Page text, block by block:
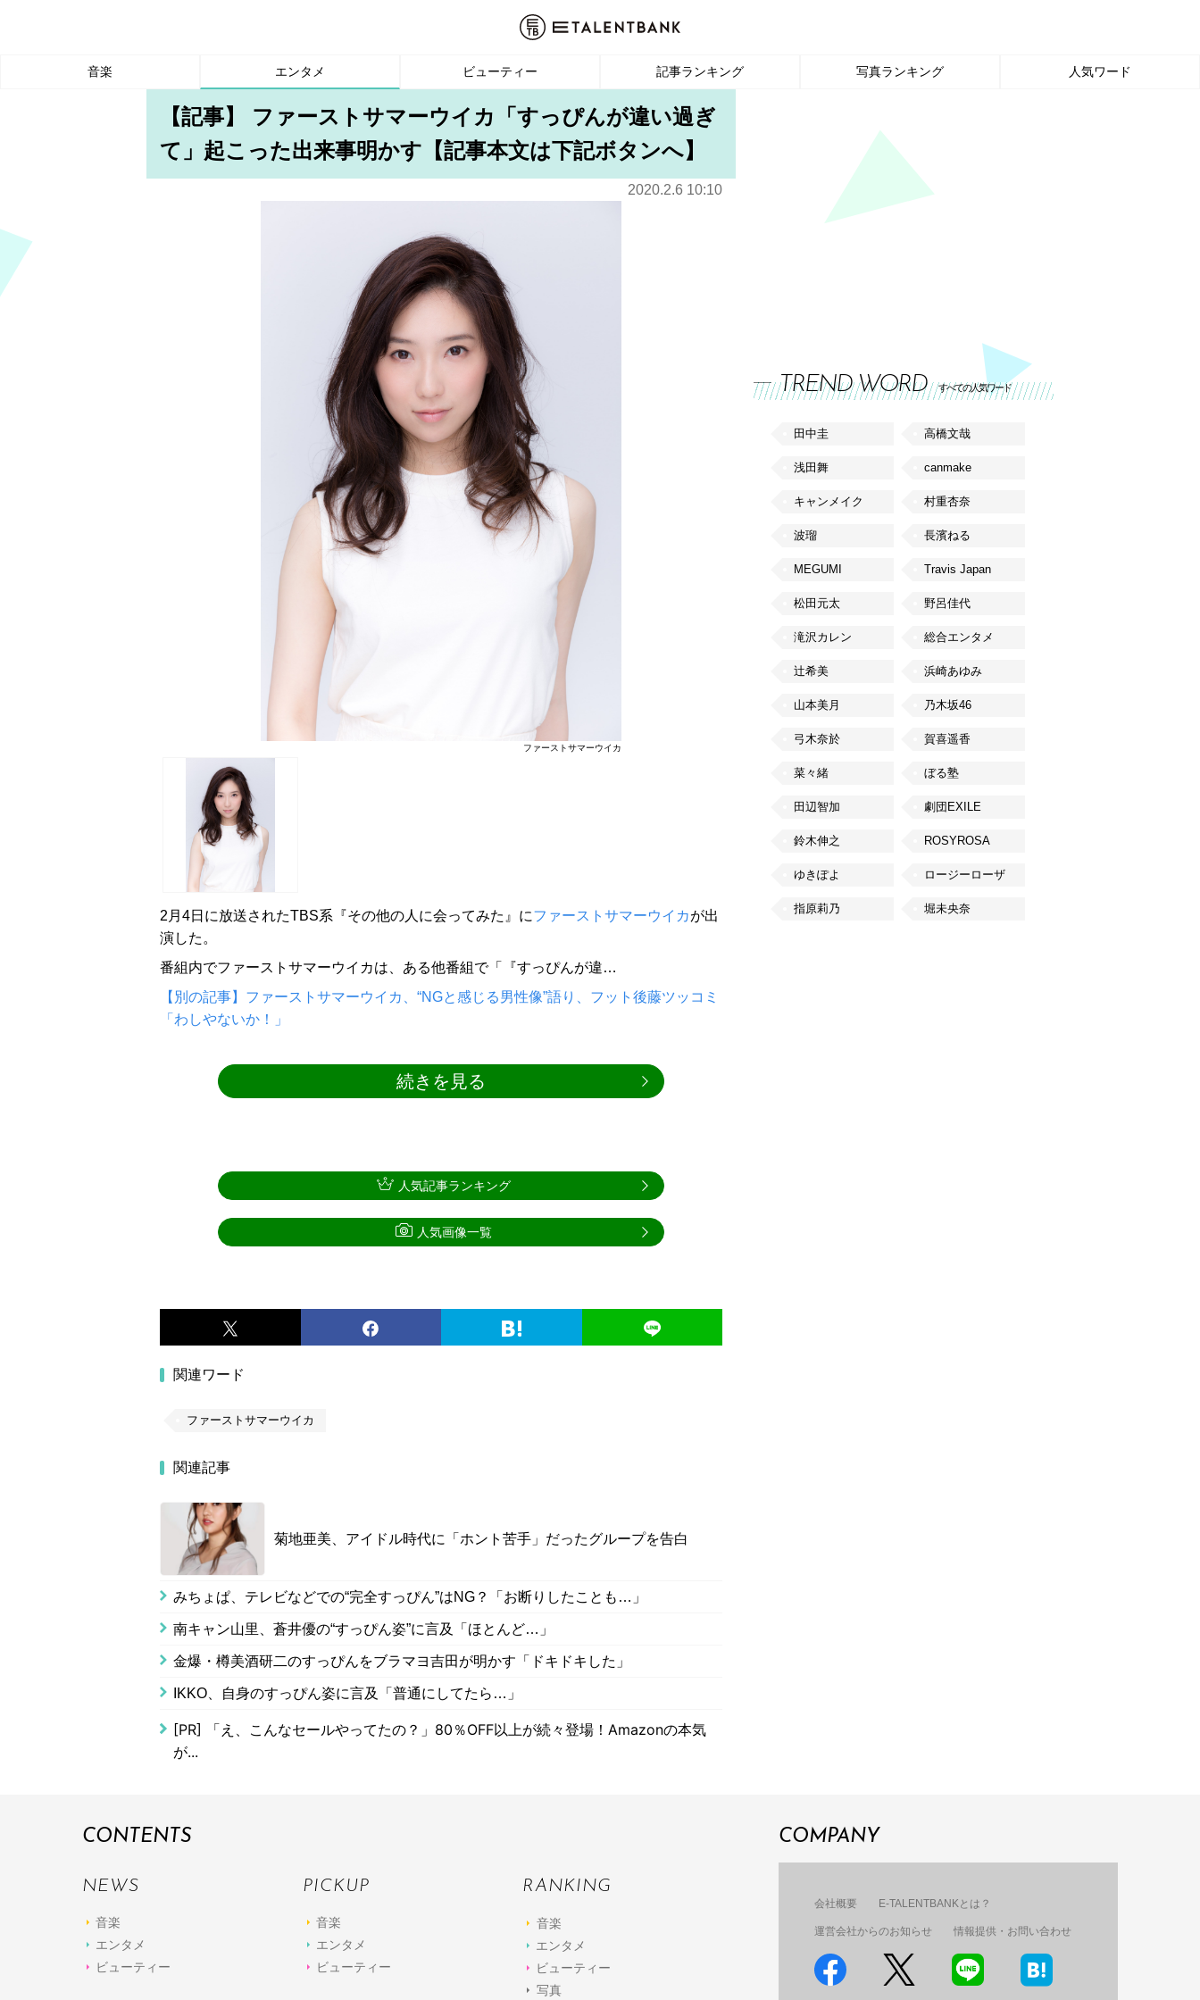
音楽 エンタメ ビューティー 記事ランキング 写真ランキング 人気ワード
【記事】 ファーストサマーウイカ「すっぴんが違い過ぎ
て」起こった出来事明かす【記事本文は下記ボタンへ】
2020.2.6 10:10
ファーストサマーウイカ
2月4日に放送されたTBS系『その他の人に会ってみた』にファーストサマーウイカが出
演した。
番組内でファーストサマーウイカは、ある他番組で「『すっぴんが違…
【別の記事】ファーストサマーウイカ、“NGと感じる男性像”語り、フット後藤ツッコミ
「わしやないか！」
続きを見る
関連ワード
ファーストサマーウイカ
関連記事
菊地亜美、アイドル時代に「ホント苦手」だったグループを告白
みちょぱ、テレビなどでの“完全すっぴん”はNG？「お断りしたことも…」
南キャン山里、蒼井優の“すっぴん姿”に言及「ほとんど…」
金爆・樽美酒研二のすっぴんをブラマヨ吉田が明かす「ドキドキした」
IKKO、自身のすっぴん姿に言及「普通にしてたら…」
[PR]
「え、こんなセールやってたの？」80％OFF以上が続々登場！Amazonの本気
が...
人気記事ランキング
人気画像一覧
TREND WORD すべての人気ワード
田中圭 高橋文哉
浅田舞 canmake
キャンメイク 村重杏奈
波瑠 長濱ねる
MEGUMI Travis Japan
松田元太 野呂佳代
滝沢カレン 総合エンタメ
辻希美 浜崎あゆみ
山本美月 乃木坂46
弓木奈於 賀喜遥香
菜々緒 ぼる塾
田辺智加 劇団EXILE
鈴木伸之 ROSYROSA
ゆきぽよ ロージーローザ
指原莉乃 堀未央奈
CONTENTS
NEWS
音楽
エンタメ
ビューティー
PICKUP
音楽
エンタメ
ビューティー
RANKING
音楽
エンタメ
ビューティー
写真
COMPANY
会社概要 E-TALENTBANKとは？
運営会社からのお知らせ 情報提供・お問い合わせ